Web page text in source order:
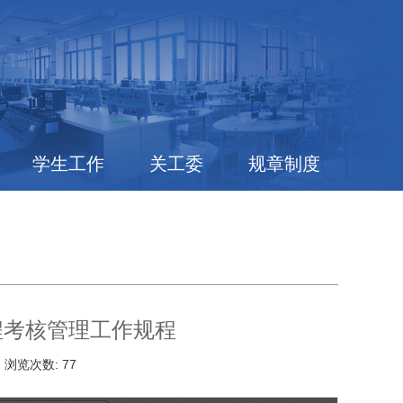
学生工作 关工委 规章制度
核管理工作规程
浏览次数: 77